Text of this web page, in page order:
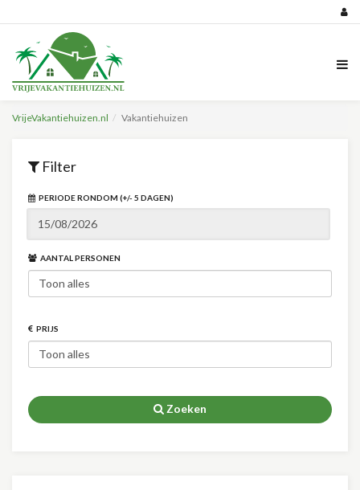
VrijeVakantiehuizen.nl Vakantiehuizen
Filter
PERIODE RONDOM (+/- 5 DAGEN)
AANTAL PERSONEN
PRIJS
Zoeken